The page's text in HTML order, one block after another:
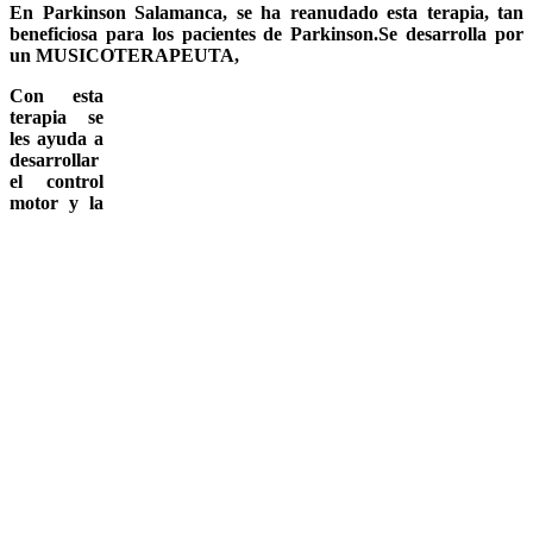
En Parkinson Salamanca, se ha reanudado esta terapia, tan
beneficiosa para los pacientes de Parkinson.Se desarrolla por
un MUSICOTERAPEUTA,
Con esta
terapia se
les ayuda a
desarrollar
el control
motor y la